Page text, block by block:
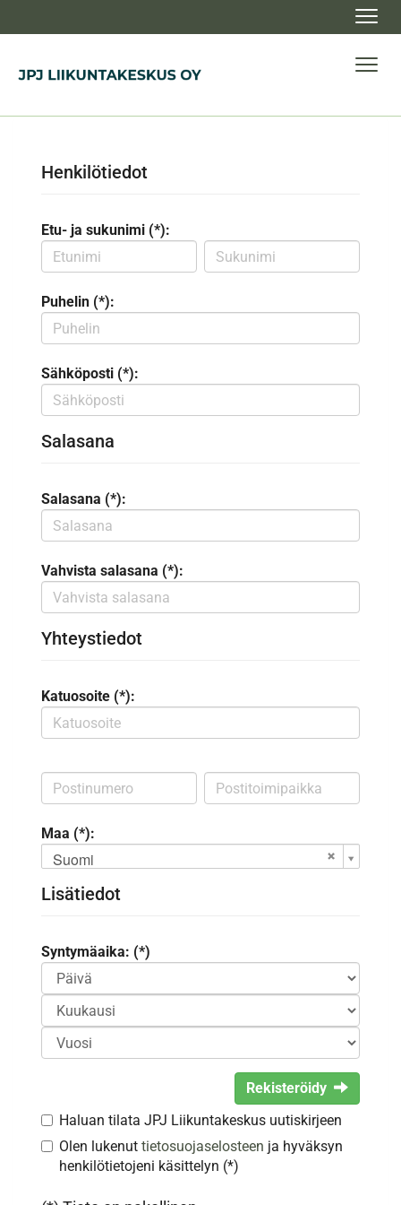
Henkilötiedot
Etu- ja sukunimi (*):
Puhelin (*):
Sähköposti (*):
Salasana
Salasana (*):
Vahvista salasana (*):
Yhteystiedot
Katuosoite (*):
Maa (*):
Suomi
Lisätiedot
Syntymäaika: (*)
Rekisteröidy
Haluan tilata JPJ Liikuntakeskus uutiskirjeen
Olen lukenut tietosuojaselosteen ja hyväksyn
henkilötietojeni käsittelyn (*)